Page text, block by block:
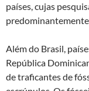
países, cujas
Além do Brasil,
República
de traficantes de